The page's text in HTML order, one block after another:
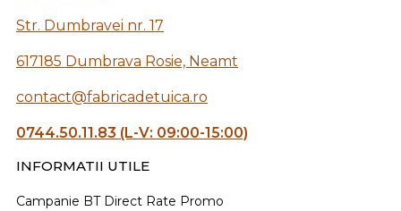
Str. Dumbravei nr. 17
617185 Dumbrava Rosie, Neamt
contact@fabricadetuica.ro
0744.50.11.83 (L-V: 09:00-15:00)
INFORMATII UTILE
Campanie BT Direct Rate Promo